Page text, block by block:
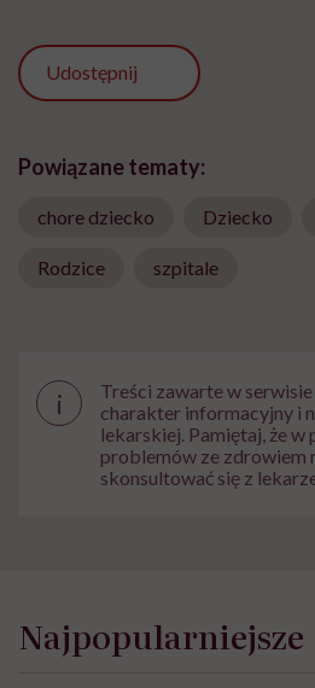
Udostępnij
Powiązane tematy:
chore dziecko Dziecko
Rodzice szpitale
i
Treści zawarte w
charakter informacyjny i
lekarskiej. Pamiętaj, że w
problemów ze zdrowiem
skonsultować się z
Najpopularniejsze